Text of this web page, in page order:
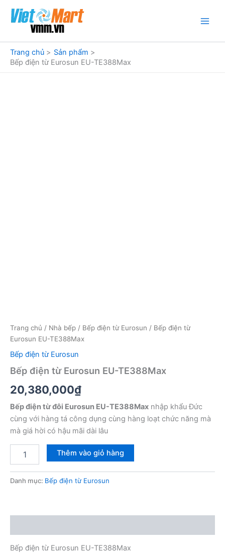
dung
Trang chủ
Sản phẩm
Bếp điện từ Eurosun EU-TE388Max
Trang chủ / Nhà bếp / Bếp điện từ Eurosun / Bếp điện từ
Eurosun EU-TE388Max
Bếp điện từ Eurosun
Bếp điện từ Eurosun EU-TE388Max
20,380,000₫
Bếp điện từ đôi Eurosun EU-TE388Max nhập khẩu Đức
cùng với hàng tá công dụng cùng hàng loạt chức năng mà
mà giá hời có hậu mãi dài lâu
Eurosun
Thêm vào giỏ hàng
Danh mục: Bếp điện từ Eurosun
Bếp điện từ Eurosun EU-TE388Max